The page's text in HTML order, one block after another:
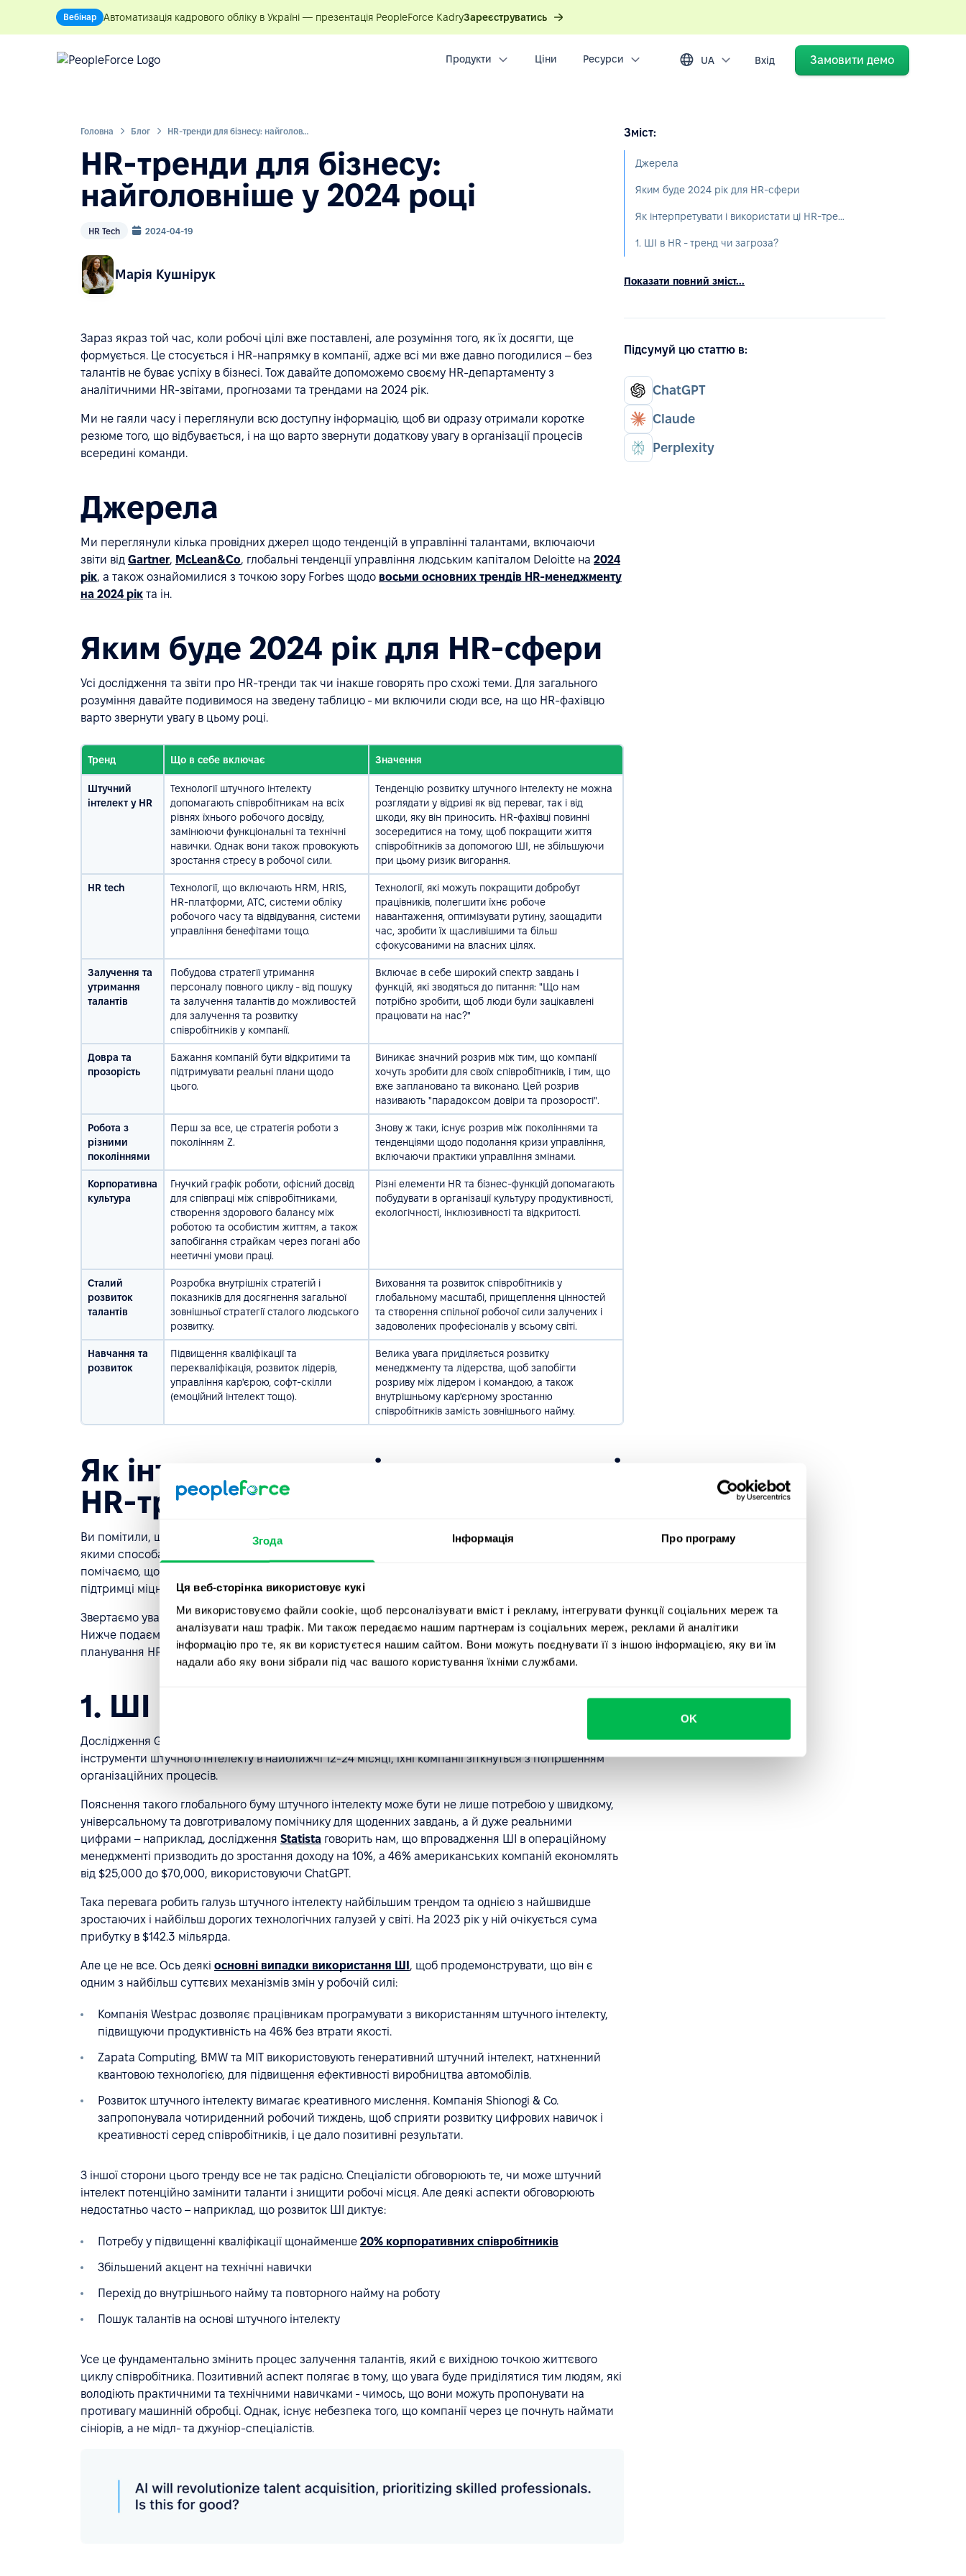
Згода Інформація Про програму
Ця веб-сторінка використовує кукі
Ми використовуємо файли cookie, щоб персоналізувати вміст і рекламу, інтегрувати функції соціальних мереж та
аналізувати наш трафік. Ми також передаємо нашим партнерам із соціальних мереж, реклами й аналітики
інформацію про те, як ви користуєтеся нашим сайтом. Вони можуть поєднувати її з іншою інформацією, яку ви їм
надали або яку вони зібрали під час вашого користування їхніми службами.
OK
Вебінар Автоматизація кадрового обліку в Україні — презентація PeopleForce KadryЗареєструватись
Продукти Ціни Ресурси UA Вхід Замовити демо
Головна Блог HR-тренди для бізнесу: найголовніше у 2024 році
HR-тренди для бізнесу:
найголовніше у 2024 році
HR Tech 2024-04-19
Марія Кушнірук
Зараз якраз той час, коли робочі цілі вже поставлені, але розуміння того, як їх досягти, ще
формується. Це стосується і HR-напрямку в компанії, адже всі ми вже давно погодилися – без
талантів не буває успіху в бізнесі. Тож давайте допоможемо своєму HR-департаменту з
аналітичними HR-звітами, прогнозами та трендами на 2024 рік.
Ми не гаяли часу і переглянули всю доступну інформацію, щоб ви одразу отримали коротке
резюме того, що відбувається, і на що варто звернути додаткову увагу в організації процесів
всередині команди.
Джерела
Ми переглянули кілька провідних джерел щодо тенденцій в управлінні талантами, включаючи
звіти від Gartner, McLean&Co, глобальні тенденції управління людським капіталом Deloitte на 2024
рік, а також ознайомилися з точкою зору Forbes щодо восьми основних трендів HR-менеджменту
на 2024 рік та ін.
Яким буде 2024 рік для HR-сфери
Усі дослідження та звіти про HR-тренди так чи інакше говорять про схожі теми. Для загального
розуміння давайте подивимося на зведену таблицю - ми включили сюди все, на що HR-фахівцю
варто звернути увагу в цьому році.
Тренд Що в себе включає Значення
Штучний
інтелект у HR
Технології штучного інтелекту
допомагають співробітникам на всіх
рівнях їхнього робочого досвіду,
замінюючи функціональні та технічні
навички. Однак вони також провокують
зростання стресу в робочої сили.
Тенденцію розвитку штучного інтелекту не можна
розглядати у відриві як від переваг, так і від
шкоди, яку він приносить. HR-фахівці повинні
зосередитися на тому, щоб покращити життя
співробітників за допомогою ШІ, не збільшуючи
при цьому ризик вигорання.
HR tech
Технології, що включають HRM, HRIS,
HR-платформи, АТС, системи обліку
робочого часу та відвідування, системи
управління бенефітами тощо.
Технології, які можуть покращити добробут
працівників, полегшити їхнє робоче
навантаження, оптимізувати рутину, заощадити
час, зробити їх щасливішими та більш
сфокусованими на власних цілях.
Залучення та
утримання
талантів
Побудова стратегії утримання
персоналу повного циклу - від пошуку
та залучення талантів до можливостей
для залучення та розвитку
співробітників у компанії.
Включає в себе широкий спектр завдань і
функцій, які зводяться до питання: "Що нам
потрібно зробити, щоб люди були зацікавлені
працювати на нас?"
Довра та
прозорість
Бажання компаній бути відкритими та
підтримувати реальні плани щодо
цього.
Виникає значний розрив між тим, що компанії
хочуть зробити для своїх співробітників, і тим, що
вже заплановано та виконано. Цей розрив
називають "парадоксом довіри та прозорості".
Робота з
різними
поколіннями
Перш за все, це стратегія роботи з
поколінням Z.
Знову ж таки, існує розрив між поколіннями та
тенденціями щодо подолання кризи управління,
включаючи практики управління змінами.
Корпоративна
культура
Гнучкий графік роботи, офісний досвід
для співпраці між співробітниками,
створення здорового балансу між
роботою та особистим життям, а також
запобігання страйкам через погані або
неетичні умови праці.
Різні елементи HR та бізнес-функцій допомагають
побудувати в організації культуру продуктивності,
екологічності, інклюзивності та відкритості.
Сталий
розвиток
талантів
Розробка внутрішніх стратегій і
показників для досягнення загальної
зовнішньої стратегії сталого людського
розвитку.
Виховання та розвиток співробітників у
глобальному масштабі, прищеплення цінностей
та створення спільної робочої сили залучених і
задоволених професіоналів у всьому світі.
Навчання та
розвиток
Підвищення кваліфікації та
перекваліфікація, розвиток лідерів,
управління кар'єрою, софт-скілли
(емоційний інтелект тощо).
Велика увага приділяється розвитку
менеджменту та лідерства, щоб запобігти
розриву між лідером і командою, а також
внутрішньому кар'єрному зростанню
співробітників замість зовнішнього найму.
Як інтерпретувати і використати ці
HR-тренди в роботі?
Ви помітили, що тренди зараз дуже орієнтовані на людину? Епоха досягнення будь-чого будь-
якими способами, на щастя, минула. Погляньте на будь-яку з перерахованих тенденцій. Ми
помічаємо, що основна увага приділяється людям і добробуту співробітників, побудові та
підтримці міцних зв'язків і стосунків з кожною людиною задля загального покращення команди.
Звертаємо увагу на кожний тренд та даємо приклад, як їх можна застосувати у вашій компанії.
Нижче подаємо детальні юзкейси, беручи до уваги HR-інструменти, які стануть у нагоді для
планування HR-процесів.
1. ШІ в HR - тренд чи загроза?
Дослідження Gartner показує, що 76% HR-лідерів згодні з думкою: якщо вони не впровадять
інструменти штучного інтелекту в найближчі 12-24 місяці, їхні компанії зіткнуться з погіршенням
організаційних процесів.
Пояснення такого глобального буму штучного інтелекту може бути не лише потребою у швидкому,
універсальному та довготривалому помічнику для щоденних завдань, а й дуже реальними
цифрами – наприклад, дослідження Statista говорить нам, що впровадження ШІ в операційному
менеджменті призводить до зростання доходу на 10%, а 46% американських компаній економлять
від $25,000 до $70,000, використовуючи ChatGPT.
Така перевага робить галузь штучного інтелекту найбільшим трендом та однією з найшвидше
зростаючих і найбільш дорогих технологічних галузей у світі. На 2023 рік у ній очікується сума
прибутку в $142.3 мільярда.
Але це не все. Ось деякі основні випадки використання ШІ , щоб продемонструвати, що він є
одним з найбільш суттєвих механізмів змін у робочій силі:
Компанія Westpac дозволяє працівникам програмувати з використанням штучного інтелекту,
підвищуючи продуктивність на 46% без втрати якості.
Zapata Computing, BMW та MIT використовують генеративний штучний інтелект, натхненний
квантовою технологією, для підвищення ефективності виробництва автомобілів.
Розвиток штучного інтелекту вимагає креативного мислення. Компанія Shionogi & Co.
запропонувала чотириденний робочий тиждень, щоб сприяти розвитку цифрових навичок і
креативності серед співробітників, і це дало позитивні результати.
З іншої сторони цього тренду все не так радісно. Спеціалісти обговорюють те, чи може штучний
інтелект потенційно замінити таланти і знищити робочі місця. Але деякі аспекти обговорюють
недостатньо часто – наприклад, що розвиток ШІ диктує:
Потребу у підвищенні кваліфікації щонайменше 20% корпоративних співробітників
Збільшений акцент на технічні навички
Перехід до внутрішнього найму та повторного найму на роботу
Пошук талантів на основі штучного інтелекту
Усе це фундаментально змінить процес залучення талантів, який є вихідною точкою життєвого
циклу співробітника. Позитивний аспект полягає в тому, що увага буде приділятися тим людям, які
володіють практичними та технічними навичками - чимось, що вони можуть пропонувати на
противагу машинній обробці. Однак, існує небезпека того, що компанії через це почнуть наймати
сініорів, а не мідл- та джуніор-спеціалістів.
Зміст:
Джерела
Яким буде 2024 рік для HR-сфери
Як інтерпретувати і використати ці HR-тренди в роботі?
1. ШІ в HR - тренд чи загроза?
Показати повний зміст...
Підсумуй цю статтю в:
ChatGPT
Claude
Perplexity